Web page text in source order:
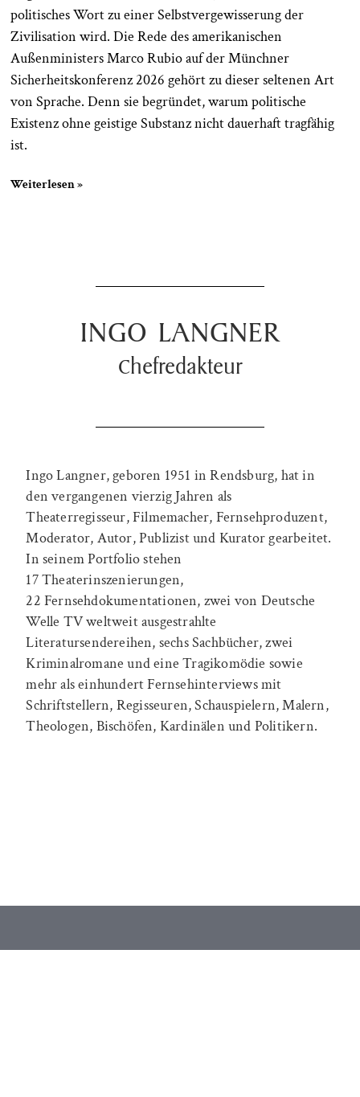
politisches Wort zu einer Selbstvergewisserung der
Zivilisation wird. Die Rede des amerikanischen
Außenministers Marco Rubio auf der Münchner
Sicherheitskonferenz 2026 gehört zu dieser seltenen Art
von Sprache. Denn sie begründet, warum politische
Existenz ohne geistige Substanz nicht dauerhaft tragfähig
ist.
Weiterlesen »
INGO LANGNER
Chefredakteur
Ingo Langner, geboren 1951 in Rendsburg, hat in
den vergangenen vierzig Jahren als
Theaterregisseur, Filmemacher, Fernsehproduzent,
Moderator, Autor, Publizist und Kurator gearbeitet.
In seinem Portfolio stehen
17 Theaterinszenierungen,
22 Fernsehdokumentationen, zwei von Deutsche
Welle TV weltweit ausgestrahlte
Literatursendereihen, sechs Sachbücher, zwei
Kriminalromane und eine Tragikomödie sowie
mehr als einhundert Fernsehinterviews mit
Schriftstellern, Regisseuren, Schauspielern, Malern,
Theologen, Bischöfen, Kardinälen und Politikern.